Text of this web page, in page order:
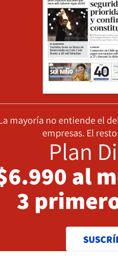
mayoría no entiende el
empresas. El
Plan
al
3